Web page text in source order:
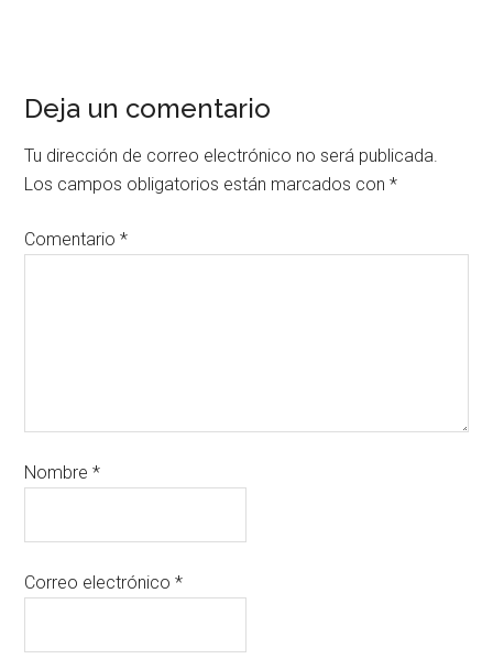
Deja un comentario
Tu dirección de correo electrónico no será publicada.
Los campos obligatorios están marcados con*
Comentario*
Nombre*
Correo electrónico*